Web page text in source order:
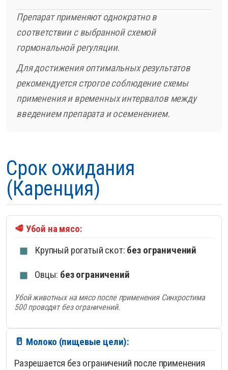
Препарат применяют однократно в
соответствии с выбранной схемой
гормональной регуляции.
Для достижения оптимальных результатов
рекомендуется строгое соблюдение схемы
применения и временных интервалов между
введением препарата и осеменением.
Срок ожидания
(Каренция)
🥩 Убой на мясо:
Крупный рогатый скот: без ограничений
Овцы: без ограничений
Убой животных на мясо после применения Синхростима
500 проводят без ограничений.
🥛 Молоко (пищевые цели):
Разрешается без ограничений после применения